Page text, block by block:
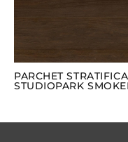
PARCHET
STUDIOPARK